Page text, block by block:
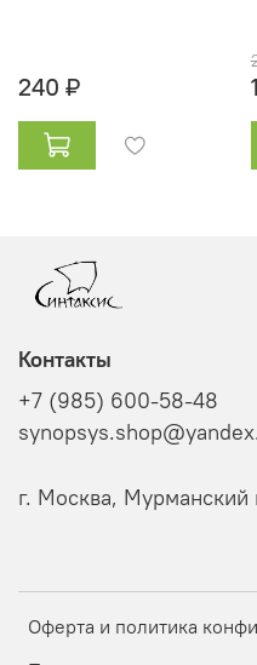
240 ₽
Оферта и политика
Контакты
+7 (985) 600-58-48
г. Москва, Мурманский